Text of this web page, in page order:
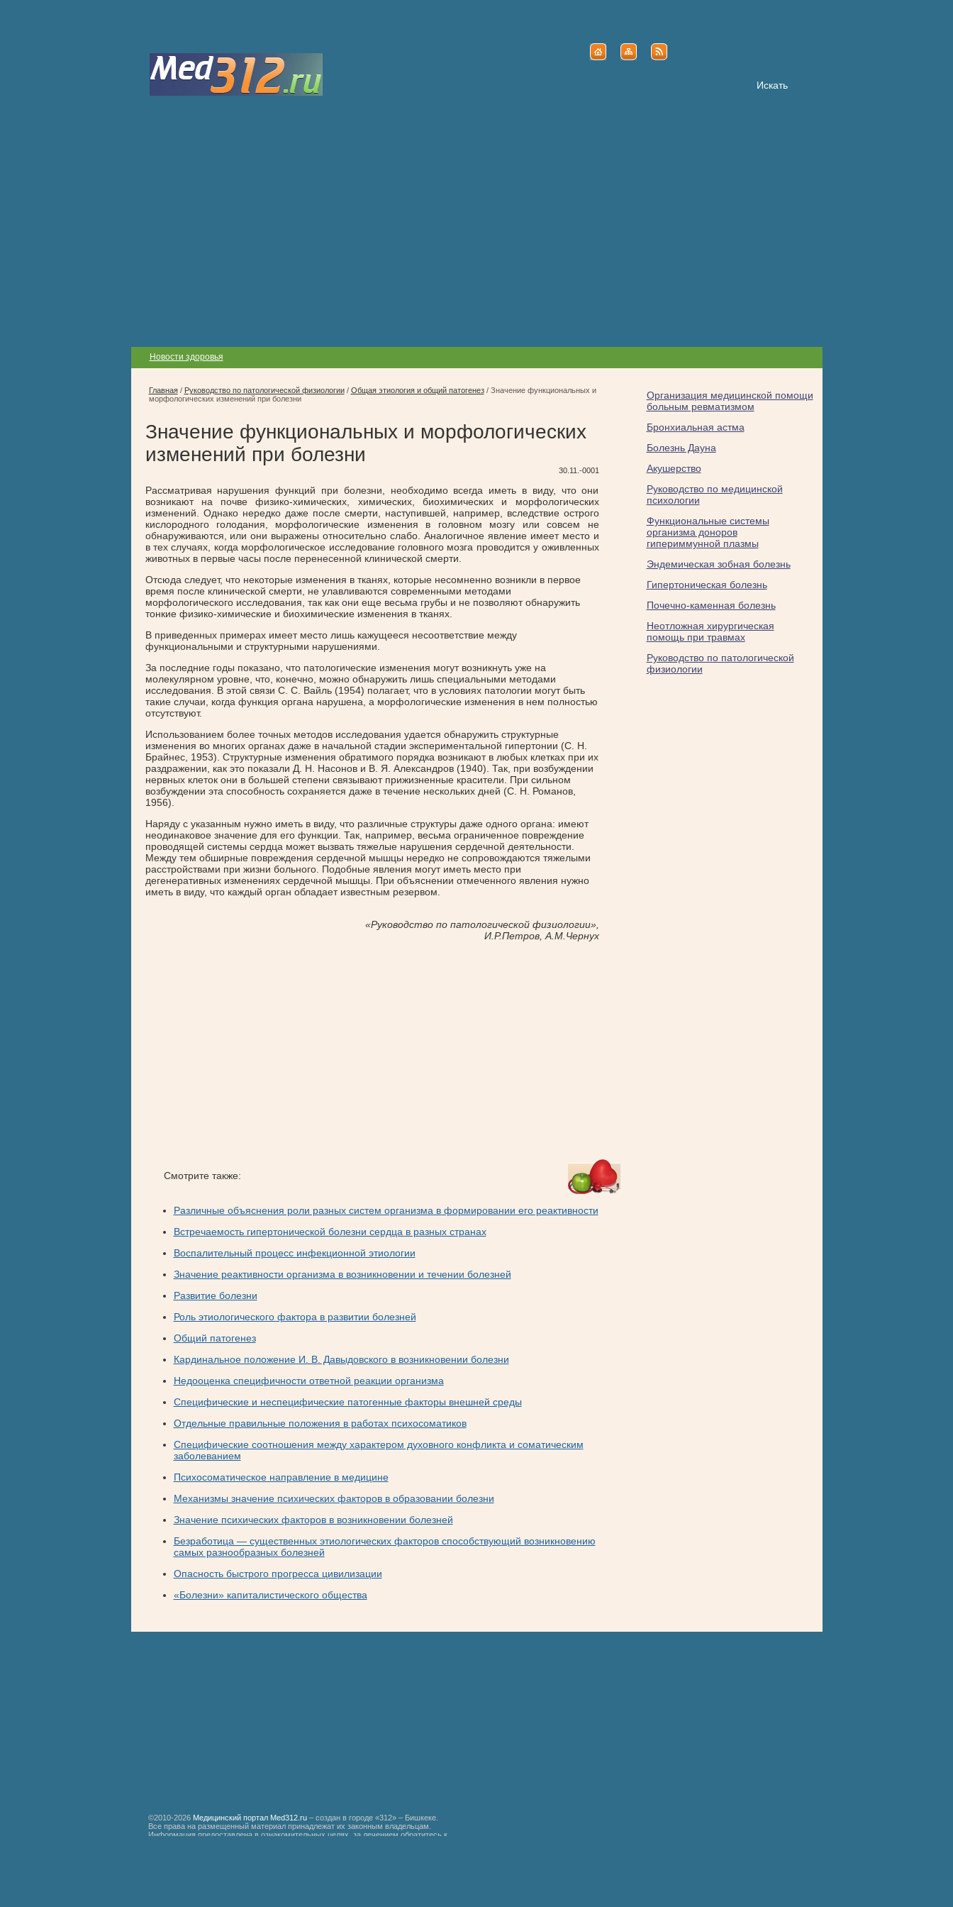
Новости здоровья
Главная/ Руководство по патологической физиологии/ Общая этиология и общий патогенез/ Значение функциональных и
морфологических изменений при болезни
Значение функциональных и морфологических
изменений при болезни
30.11.-0001
Рассматривая нарушения функций при болезни, необходимо всегда иметь в виду, что они
возникают на почве физико-химических, химических, биохимических и морфологических
изменений. Однако нередко даже после смерти, наступившей, например, вследствие острого
кислородного голодания, морфологические изменения в головном мозгу или совсем не
обнаруживаются, или они выражены относительно слабо. Аналогичное явление имеет место и
в тех случаях, когда морфологическое исследование головного мозга проводится у оживленных
животных в первые часы после перенесенной клинической смерти.
Отсюда следует, что некоторые изменения в тканях, которые несомненно возникли в первое
время после клинической смерти, не улавливаются современными методами
морфологического исследования, так как они еще весьма грубы и не позволяют обнаружить
тонкие физико-химические и биохимические изменения в тканях.
В приведенных примерах имеет место лишь кажущееся несоответствие между
функциональными и структурными нарушениями.
За последние годы показано, что патологические изменения могут возникнуть уже на
молекулярном уровне, что, конечно, можно обнаружить лишь специальными методами
исследования. В этой связи С. С. Вайль (1954) полагает, что в условиях патологии могут быть
такие случаи, когда функция органа нарушена, а морфологические изменения в нем полностью
отсутствуют.
Использованием более точных методов исследования удается обнаружить структурные
изменения во многих органах даже в начальной стадии экспериментальной гипертонии (С. Н.
Брайнес, 1953). Структурные изменения обратимого порядка возникают в любых клетках при их
раздражении, как это показали Д. Н. Насонов и В. Я. Александров (1940). Так, при возбуждении
нервных клеток они в большей степени связывают прижизненные красители. При сильном
возбуждении эта способность сохраняется даже в течение нескольких дней (С. Н. Романов,
1956).
Наряду с указанным нужно иметь в виду, что различные структуры даже одного органа: имеют
неодинаковое значение для его функции. Так, например, весьма ограниченное повреждение
проводящей системы сердца может вызвать тяжелые нарушения сердечной деятельности.
Между тем обширные повреждения сердечной мышцы нередко не сопровождаются тяжелыми
расстройствами при жизни больного. Подобные явления могут иметь место при
дегенеративных изменениях сердечной мышцы. При объяснении отмеченного явления нужно
иметь в виду, что каждый орган обладает известным резервом.
«Руководство по патологической физиологии»,
И.Р.Петров, А.М.Чернух
Смотрите также:
Различные объяснения роли разных систем организма в формировании его реактивности
Встречаемость гипертонической болезни сердца в разных странах
Воспалительный процесс инфекционной этиологии
Значение реактивности организма в возникновении и течении болезней
Развитие болезни
Роль этиологического фактора в развитии болезней
Общий патогенез
Кардинальное положение И. В. Давыдовского в возникновении болезни
Недооценка специфичности ответной реакции организма
Специфические и неспецифические патогенные факторы внешней среды
Отдельные правильные положения в работах психосоматиков
Специфические соотношения между характером духовного конфликта и соматическим
заболеванием
Психосоматическое направление в медицине
Механизмы значение психических факторов в образовании болезни
Значение психических факторов в возникновении болезней
Безработица — существенных этиологических факторов способствующий возникновению
самых разнообразных болезней
Опасность быстрого прогресса цивилизации
«Болезни» капиталистического общества
Организация медицинской помощи
больным ревматизмом
Бронхиальная астма
Болезнь Дауна
Акушерство
Руководство по медицинской
психологии
Функциональные системы
организма доноров
гипериммунной плазмы
Эндемическая зобная болезнь
Гипертоническая болезнь
Почечно-каменная болезнь
Неотложная хирургическая
помощь при травмах
Руководство по патологической
физиологии
©2010-2026 Медицинский портал Med312.ru – создан в городе «312» – Бишкеке.
Все права на размещенный материал принадлежат их законным владельцам.
Информация предоставлена в ознакомительных целях, за лечением обратитесь к